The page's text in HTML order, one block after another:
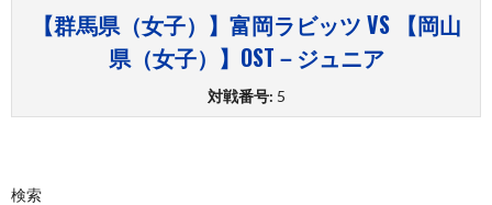
【群馬県（女子）】富岡ラビッツ VS 【岡山
県（女子）】OST－ジュニア
対戦番号: 5
検索